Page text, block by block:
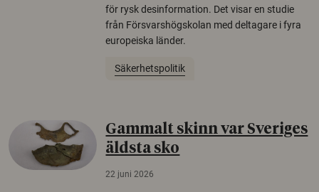
för rysk desinformation. Det visar en studie
från Försvarshögskolan med deltagare i fyra
europeiska länder.
Säkerhetspolitik
Gammalt skinn var Sveriges
äldsta sko
22 juni 2026